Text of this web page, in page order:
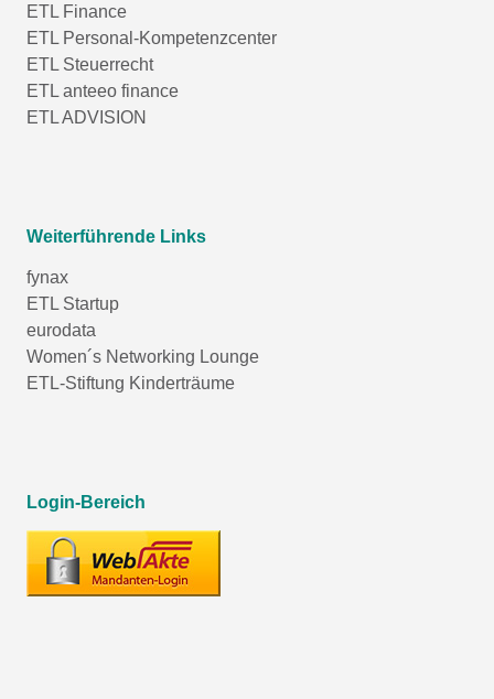
ETL Finance
ETL Personal-Kompetenzcenter
ETL Steuerrecht
ETL anteeo finance
ETL ADVISION
Weiterführende Links
fynax
ETL Startup
eurodata
Women´s Networking Lounge
ETL-Stiftung Kinderträume
Login-Bereich